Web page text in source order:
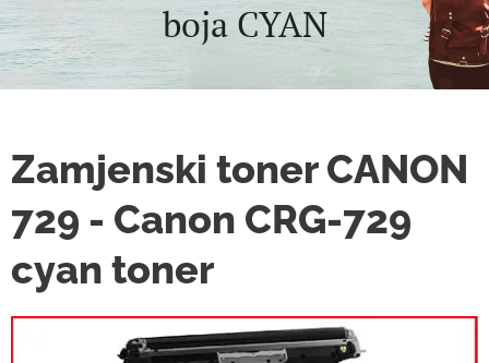
boja CYAN
Zamjenski toner CANON
729 - Canon CRG-729
cyan toner